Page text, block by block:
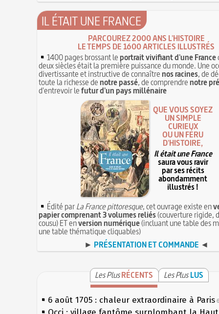
IL ÉTAIT UNE FRANCE
PARCOUREZ 2000 ANS L'HISTOIRE
LE TEMPS DE 1600 ARTICLES ILLUSTRÉS
1400 pages brossant leportrait vivifiant d'une France
deux siècles était la première puissance du monde. Une
divertissante et instructive de connaîtrenos racines, de
toute la richesse denotre passé, de comprendrenotre
d'entrevoir lefutur d'un pays millénaire
QUE VOUS SOYEZ
UN SIMPLE
CURIEUX
OU UN FÉRU
D'HISTOIRE,
Il était une France
saura vous ravir
par ses récits
abondamment
illustrés !
Édité parLa France pittoresque, cet ouvrage existe en
papier comprenant 3 volumes reliés(couverture rigide,
cousu) ET enversion numérique(incluant une table des
une table thématique cliquables)
► PRÉSENTATION ET COMMANDE ◄
Les PlusRÉCENTS Les Plus LUS
6 août 1705 : chaleur extraordinaire à Paris